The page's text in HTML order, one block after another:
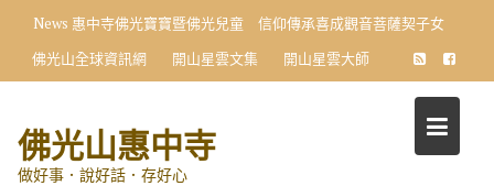
content
News 惠中寺佛光寶寶暨佛光兒童 信仰傳承喜成觀音菩薩契子女
佛光山全球資訊網
開山星雲文集 開山星雲大師
佛光山惠中寺
做好事．說好話．存好心